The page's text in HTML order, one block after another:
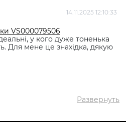
чулки VS000079506
- 2981 грн
14.11.2025 12:10:33
VS000079506
у кого дуже тоненька
Для мене це знахідка, дякую
Развернуть